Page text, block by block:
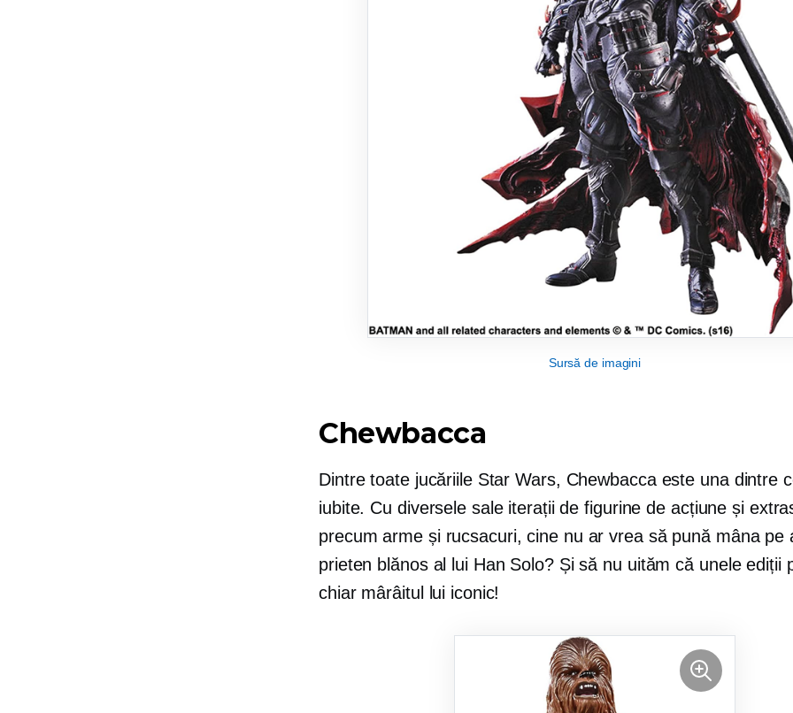
Sursă de imagini
Chewbacca
Dintre toate jucăriile Star Wars, Chewbacca este una dintre
iubite. Cu diversele sale iterații de figurine de acțiune și
precum arme și rucsacuri, cine nu ar vrea să pună mâna pe
prieten blănos al lui Han Solo? Și să nu uităm că unele ediții
chiar mârâitul lui iconic!